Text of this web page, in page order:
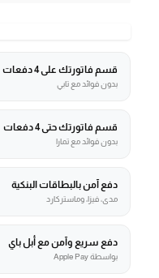
قسم فاتورتك على 4 دفعات
بدون فوائد مع تابي
قسم فاتورتك حتى 4 دفعات
بدون فوائد مع تمارا
دفع آمن بالبطاقات البنكية
مدى، فيزا، وماستركارد
دفع سريع وآمن مع أبل باي
بواسطة Apple Pay